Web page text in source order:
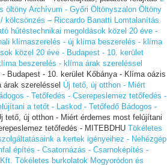
öltöny Archívum - Győri Öltönyszalon Öltöny
kölcsönzés – Riccardo Banatti Lomtalanítás
hűtéstechnikai megoldások közel 20 éve -
klímaszerelés - új klíma beszerelés - klíma
közel 20 éve - Budapest - 10. kerület
beszerelés - klíma árak szereléssel
Budapest - 10. kerület Kőbánya - Klíma oázis
szereléssel Új tető, új otthon - Miért
- Tetőfedés - Cserepeslemez tetőfedés -
a tetőt - Laskod - Tetőfedő Bádogos -
tető, új otthon - Miért érdemes most felújítani
tetőfedés - MITEBDHU Tökéletes
a kertek igényeihez - Nehézgép
építés - Csatornázás - Csarnoképítés -
Tökéletes burkolatok Mogyoródon és